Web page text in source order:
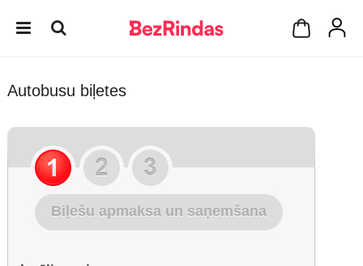
Autobusu biļetes
Biļešu apmaksa un saņemšana